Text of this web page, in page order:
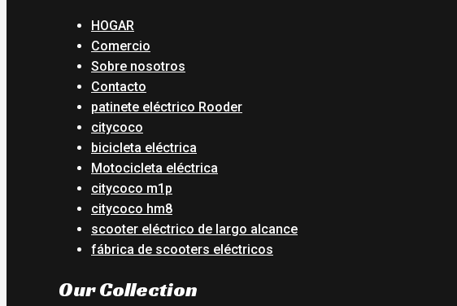
HOGAR
Comercio
Sobre nosotros
Contacto
patinete eléctrico Rooder
citycoco
bicicleta eléctrica
Motocicleta eléctrica
citycoco m1p
citycoco hm8
scooter eléctrico de largo alcance
fábrica de scooters eléctricos
Our Collection